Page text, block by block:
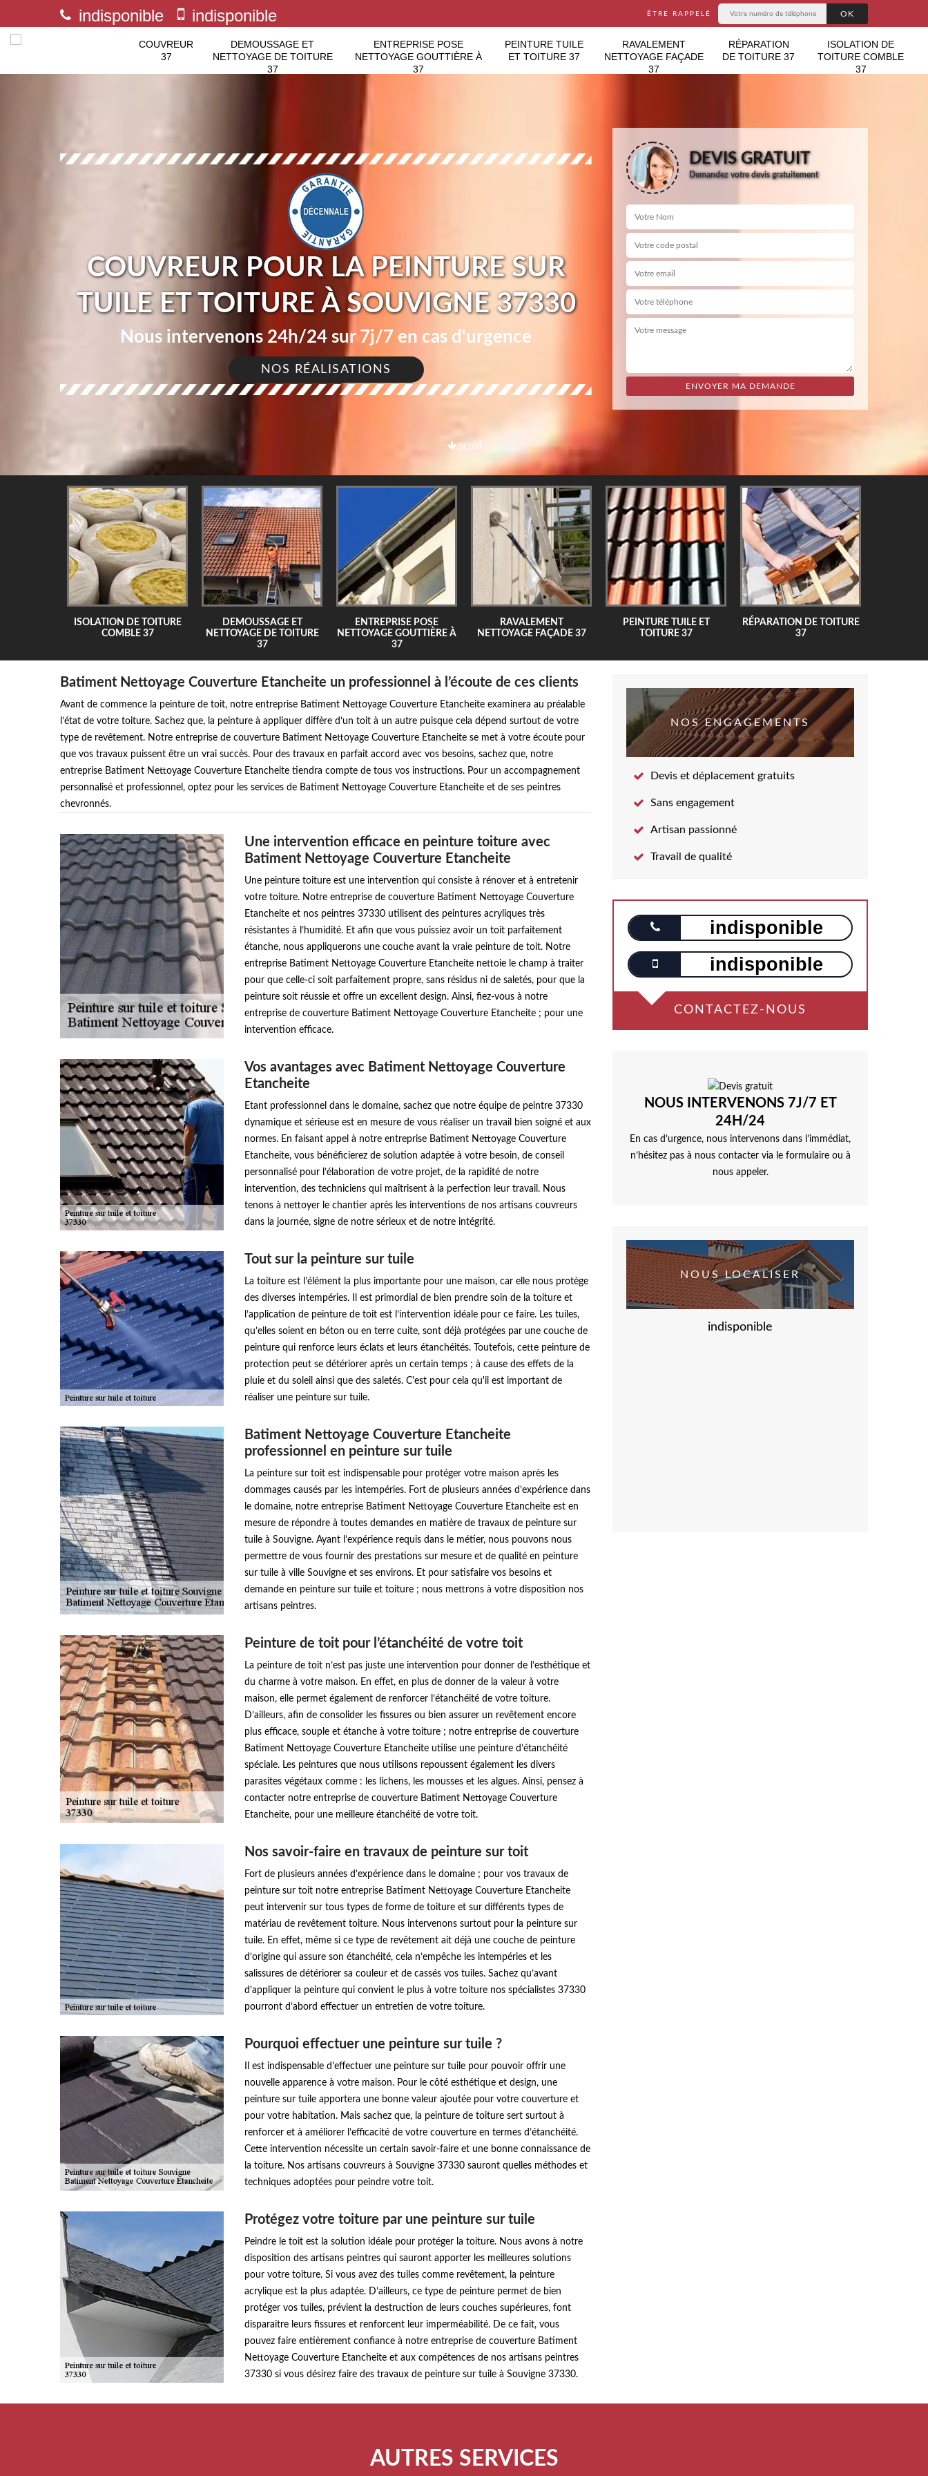
indisponible indisponible ÊTRE RAPPELÉ
COUVREUR
37
DEMOUSSAGE ET
NETTOYAGE DE TOITURE
37
ENTREPRISE POSE
NETTOYAGE GOUTTIÈRE À
37
PEINTURE TUILE
ET TOITURE 37
RAVALEMENT
NETTOYAGE FAÇADE
37
RÉPARATION
DE TOITURE 37
ISOLATION DE
TOITURE COMBLE
37
scroll
COUVREUR POUR LA PEINTURE SUR
TUILE ET TOITURE À SOUVIGNE 37330
Nous intervenons 24h/24 sur 7j/7 en cas d'urgence
NOS RÉALISATIONS
DEVIS GRATUIT
Demandez votre devis gratuitement
ISOLATION DE TOITURE
COMBLE 37
DEMOUSSAGE ET
NETTOYAGE DE TOITURE
37
ENTREPRISE POSE
NETTOYAGE GOUTTIÈRE À
37
RAVALEMENT
NETTOYAGE FAÇADE 37
PEINTURE TUILE ET
TOITURE 37
RÉPARATION DE TOITURE
37
Batiment Nettoyage Couverture Etancheite un professionnel à l’écoute de ces clients
Avant de commence la peinture de toit, notre entreprise Batiment Nettoyage Couverture Etancheite examinera au préalable
l’état de votre toiture. Sachez que, la peinture à appliquer diffère d’un toit à un autre puisque cela dépend surtout de votre
type de revêtement. Notre entreprise de couverture Batiment Nettoyage Couverture Etancheite se met à votre écoute pour
que vos travaux puissent être un vrai succès. Pour des travaux en parfait accord avec vos besoins, sachez que, notre
entreprise Batiment Nettoyage Couverture Etancheite tiendra compte de tous vos instructions. Pour un accompagnement
personnalisé et professionnel, optez pour les services de Batiment Nettoyage Couverture Etancheite et de ses peintres
chevronnés.
Une intervention efficace en peinture toiture avec
Batiment Nettoyage Couverture Etancheite
Une peinture toiture est une intervention qui consiste à rénover et à entretenir
votre toiture. Notre entreprise de couverture Batiment Nettoyage Couverture
Etancheite et nos peintres 37330 utilisent des peintures acryliques très
résistantes à l’humidité. Et afin que vous puissiez avoir un toit parfaitement
étanche, nous appliquerons une couche avant la vraie peinture de toit. Notre
entreprise Batiment Nettoyage Couverture Etancheite nettoie le champ à traiter
pour que celle-ci soit parfaitement propre, sans résidus ni de saletés, pour que la
peinture soit réussie et offre un excellent design. Ainsi, fiez-vous à notre
entreprise de couverture Batiment Nettoyage Couverture Etancheite ; pour une
intervention efficace.
Vos avantages avec Batiment Nettoyage Couverture
Etancheite
Etant professionnel dans le domaine, sachez que notre équipe de peintre 37330
dynamique et sérieuse est en mesure de vous réaliser un travail bien soigné et aux
normes. En faisant appel à notre entreprise Batiment Nettoyage Couverture
Etancheite, vous bénéficierez de solution adaptée à votre besoin, de conseil
personnalisé pour l’élaboration de votre projet, de la rapidité de notre
intervention, des techniciens qui maîtrisent à la perfection leur travail. Nous
tenons à nettoyer le chantier après les interventions de nos artisans couvreurs
dans la journée, signe de notre sérieux et de notre intégrité.
Tout sur la peinture sur tuile
La toiture est l’élément la plus importante pour une maison, car elle nous protège
des diverses intempéries. Il est primordial de bien prendre soin de la toiture et
l’application de peinture de toit est l’intervention idéale pour ce faire. Les tuiles,
qu’elles soient en béton ou en terre cuite, sont déjà protégées par une couche de
peinture qui renforce leurs éclats et leurs étanchéités. Toutefois, cette peinture de
protection peut se détériorer après un certain temps ; à cause des effets de la
pluie et du soleil ainsi que des saletés. C'est pour cela qu'il est important de
réaliser une peinture sur tuile.
Batiment Nettoyage Couverture Etancheite
professionnel en peinture sur tuile
La peinture sur toit est indispensable pour protéger votre maison après les
dommages causés par les intempéries. Fort de plusieurs années d’expérience dans
le domaine, notre entreprise Batiment Nettoyage Couverture Etancheite est en
mesure de répondre à toutes demandes en matière de travaux de peinture sur
tuile à Souvigne. Ayant l’expérience requis dans le métier, nous pouvons nous
permettre de vous fournir des prestations sur mesure et de qualité en peinture
sur tuile à ville Souvigne et ses environs. Et pour satisfaire vos besoins et
demande en peinture sur tuile et toiture ; nous mettrons à votre disposition nos
artisans peintres.
Peinture de toit pour l’étanchéité de votre toit
La peinture de toit n’est pas juste une intervention pour donner de l’esthétique et
du charme à votre maison. En effet, en plus de donner de la valeur à votre
maison, elle permet également de renforcer l’étanchéité de votre toiture.
D’ailleurs, afin de consolider les fissures ou bien assurer un revêtement encore
plus efficace, souple et étanche à votre toiture ; notre entreprise de couverture
Batiment Nettoyage Couverture Etancheite utilise une peinture d’étanchéité
spéciale. Les peintures que nous utilisons repoussent également les divers
parasites végétaux comme : les lichens, les mousses et les algues. Ainsi, pensez à
contacter notre entreprise de couverture Batiment Nettoyage Couverture
Etancheite, pour une meilleure étanchéité de votre toit.
Nos savoir-faire en travaux de peinture sur toit
Fort de plusieurs années d’expérience dans le domaine ; pour vos travaux de
peinture sur toit notre entreprise Batiment Nettoyage Couverture Etancheite
peut intervenir sur tous types de forme de toiture et sur différents types de
matériau de revêtement toiture. Nous intervenons surtout pour la peinture sur
tuile. En effet, même si ce type de revêtement ait déjà une couche de peinture
d’origine qui assure son étanchéité, cela n’empêche les intempéries et les
salissures de détériorer sa couleur et de cassés vos tuiles. Sachez qu’avant
d’appliquer la peinture qui convient le plus à votre toiture nos spécialistes 37330
pourront d’abord effectuer un entretien de votre toiture.
Pourquoi effectuer une peinture sur tuile ?
Il est indispensable d’effectuer une peinture sur tuile pour pouvoir offrir une
nouvelle apparence à votre maison. Pour le côté esthétique et design, une
peinture sur tuile apportera une bonne valeur ajoutée pour votre couverture et
pour votre habitation. Mais sachez que, la peinture de toiture sert surtout à
renforcer et à améliorer l’efficacité de votre couverture en termes d’étanchéité.
Cette intervention nécessite un certain savoir-faire et une bonne connaissance de
la toiture. Nos artisans couvreurs à Souvigne 37330 sauront quelles méthodes et
techniques adoptées pour peindre votre toit.
Protégez votre toiture par une peinture sur tuile
Peindre le toit est la solution idéale pour protéger la toiture. Nous avons à notre
disposition des artisans peintres qui sauront apporter les meilleures solutions
pour votre toiture. Si vous avez des tuiles comme revêtement, la peinture
acrylique est la plus adaptée. D’ailleurs, ce type de peinture permet de bien
protéger vos tuiles, prévient la destruction de leurs couches supérieures, font
disparaitre leurs fissures et renforcent leur imperméabilité. De ce fait, vous
pouvez faire entièrement confiance à notre entreprise de couverture Batiment
Nettoyage Couverture Etancheite et aux compétences de nos artisans peintres
37330 si vous désirez faire des travaux de peinture sur tuile à Souvigne 37330.
NOS ENGAGEMENTS
Devis et déplacement gratuits
Sans engagement
Artisan passionné
Travail de qualité
indisponible
indisponible
CONTACTEZ-NOUS
NOUS INTERVENONS 7J/7 ET
24H/24
En cas d’urgence, nous intervenons dans l’immédiat,
n’hésitez pas à nous contacter via le formulaire ou à
nous appeler.
NOUS LOCALISER
indisponible
AUTRES SERVICES